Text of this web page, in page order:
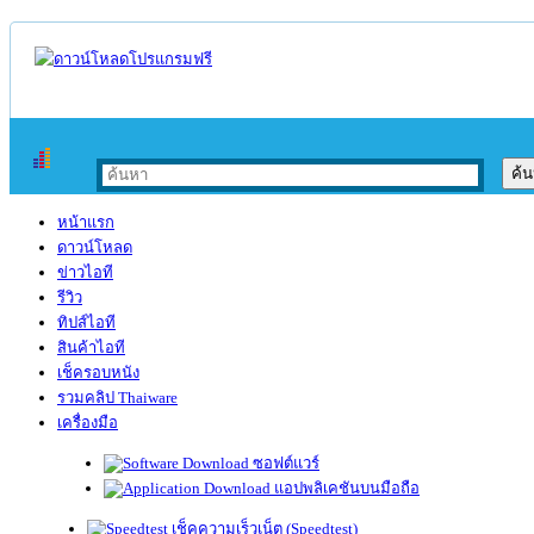
หน้าแรก
ดาวน์โหลด
ข่าวไอที
รีวิว
ทิปส์ไอที
สินค้าไอที
เช็ครอบหนัง
รวมคลิป Thaiware
เครื่องมือ
ซอฟต์แวร์
แอปพลิเคชันบนมือถือ
เช็คความเร็วเน็ต (Speedtest)